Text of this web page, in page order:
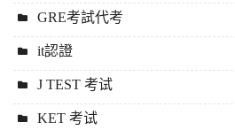
GRE考試代考
it認證
J TEST 考试
KET 考试